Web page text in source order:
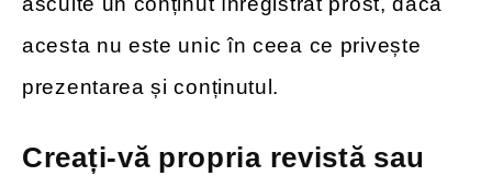
acesta nu este unic în ceea ce privește
prezentarea și conținutul.
Creați-vă propria revistă sau